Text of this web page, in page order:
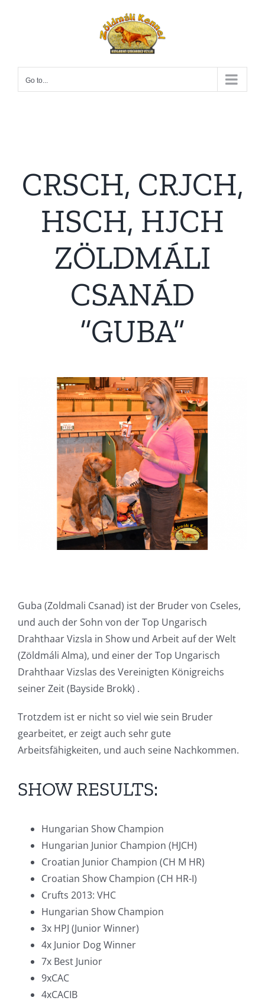
Go to...
CRSCH, CRJCH,
HSCH, HJCH
ZÖLDMÁLI
CSANÁD
“GUBA”
Guba (Zoldmali Csanad) ist der Bruder von Cseles,
und auch der Sohn von der Top Ungarisch
Drahthaar Vizsla in Show und Arbeit auf der Welt
(Zöldmáli Alma), und einer der Top Ungarisch
Drahthaar Vizslas des Vereinigten Königreichs
seiner Zeit (Bayside Brokk) .
Trotzdem ist er nicht so viel wie sein Bruder
gearbeitet, er zeigt auch sehr gute
Arbeitsfähigkeiten, und auch seine Nachkommen.
SHOW RESULTS:
Hungarian Show Champion
Hungarian Junior Champion (HJCH)
Croatian Junior Champion (CH M HR)
Croatian Show Champion (CH HR-I)
Crufts 2013: VHC
Hungarian Show Champion
3x HPJ (Junior Winner)
4x Junior Dog Winner
7x Best Junior
9xCAC
4xCACIB